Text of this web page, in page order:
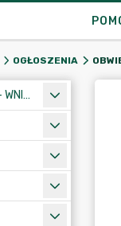
OGŁOSZENIA
DEKLARACJA DOSTĘPNOŚCI - WNIOSEK